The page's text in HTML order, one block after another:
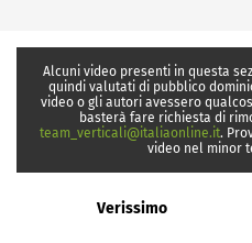
Alcuni video presenti in questa
quindi valutati di pubblico
video o gli autori avessero
basterà fare richiesta di
team_verticali@italiaonline.it.
video nel minor
Verissimo